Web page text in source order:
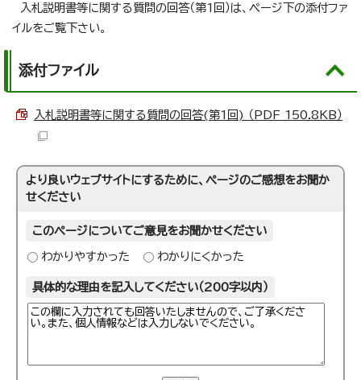
入札説明書等に関する質問の回答（第1回）は、ページ下の添付ファ
イルをご覧下さい。
添付ファイル
入札説明書等に関する質問の回答(第1回) （PDF 150.8KB）
より良いウェブサイトにするために、ページのご感想をお聞か
せください
このページについてご意見をお聞かせください
わかりやすかった わかりにくかった
具体的な理由を記入してください（200字以内）